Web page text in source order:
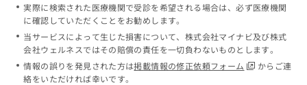
実際に検索された医療機関で受診を希望される場合は、必ず医療機関
に確認していただくことをお勧めします。
当サービスによって生じた損害について、株式会社マイナビ及び株式
会社ウェルネスではその賠償の責任を一切負わないものとします。
情報の誤りを発見された方は掲載情報の修正依頼フォーム
からご連
絡をいただければ幸いです。